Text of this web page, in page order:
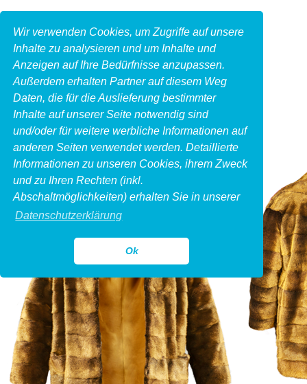
Wir verwenden Cookies, um Zugriffe auf unsere
Inhalte zu analysieren und um Inhalte und
Anzeigen auf Ihre Bedürfnisse anzupassen.
Außerdem erhalten Partner auf diesem Weg
Daten, die für die Auslieferung bestimmter
Inhalte auf unserer Seite notwendig sind
und/oder für weitere werbliche Informationen auf
anderen Seiten verwendet werden. Detaillierte
Informationen zu unseren Cookies, ihrem Zweck
und zu Ihren Rechten (inkl.
Abschaltmöglichkeiten) erhalten Sie in unserer
Datenschutzerklärung
Ok